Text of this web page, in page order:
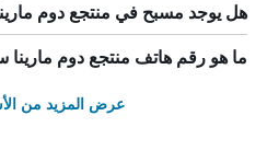
هل يوجد مسبح في منتجع دوم
ما هو رقم هاتف منتجع دوم
عرض المزيد من